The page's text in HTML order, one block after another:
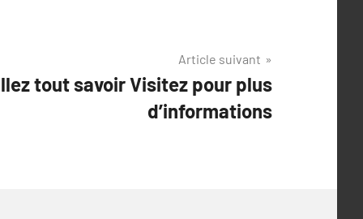
Article suivant
tout savoir Visitez pour plus
d’informations